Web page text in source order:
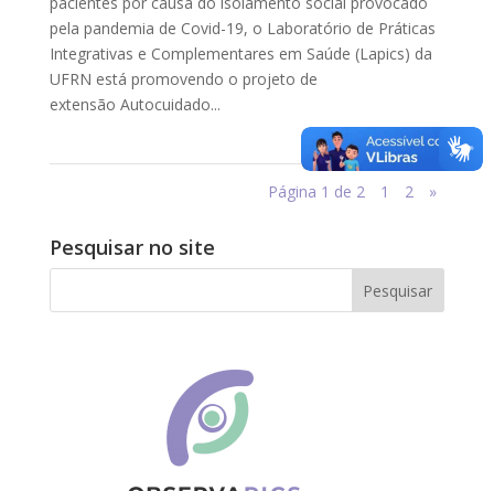
pela pandemia de Covid-19, o Laboratório de Práticas
Integrativas e Complementares em Saúde (Lapics) da
UFRN está promovendo o projeto de
extensão Autocuidado...
Página 1 de 2 1 2 »
Pesquisar no site